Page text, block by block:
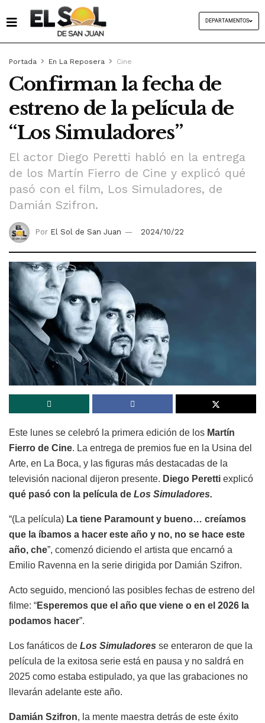
DEPARTAMENTOS
Portada En La Reposera Cine
Confirman la fecha de
estreno de la película de
“Los Simuladores”
El actor Diego Peretti habló en la entrega
de los Martín Fierro de Cine y explicó qué
pasó con el film, Los Simuladores, de
Damián Szifron.
Por El Sol de San Juan 2024/10/22
Este lunes se celebró la primera edición de los Martín
Fierro de Cine. La entrega de premios fue en la Usina del
Arte, en La Boca, y las figuras más destacadas de la
televisión nacional dijeron presente. Diego Peretti explicó
qué pasó con la película de Los Simuladores.
“(La película) La tiene Paramount y bueno… creíamos
que la íbamos a hacer este año y no, no se hace este
año, che”, comenzó diciendo el artista que encarnó a
Emilio Ravenna en la serie dirigida por Damián Szifron.
Acto seguido, mencionó las posibles fechas de estreno del
filme: “Esperemos que el año que viene o en el 2026 la
podamos hacer”.
Los fanáticos de Los Simuladores se enteraron de que la
película de la exitosa serie está en pausa y no saldrá en
2025 como estaba estipulado, ya que las grabaciones no
llevarán adelante este año.
Damián Szifron, la mente maestra detrás de este éxito